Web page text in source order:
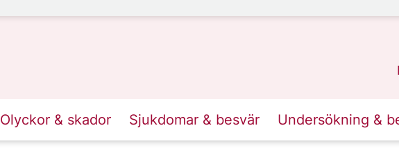
Olyckor & skador Sjukdomar & besvär Undersökning &